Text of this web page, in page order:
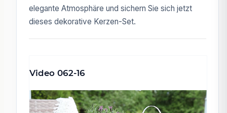
elegante Atmosphäre und sichern Sie sich jetzt
dieses dekorative Kerzen-Set.
Video 062-16